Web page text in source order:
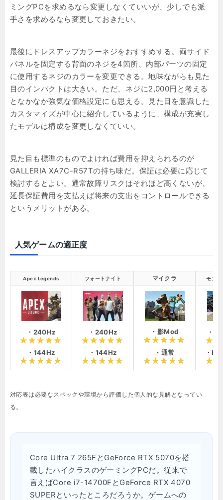
ミングPCを求めるなら変更しなくていいが、少しでも派
手さを求めるなら変更しておきたい。
最後にドレスアップカラーネジをおすすめする。両サイド
パネルを固定する背面のネジを4箇所、内部パーツの固定
に使用するネジのカラーを変更できる。地味ながらも見た
目のインパクトは大きい。ただ、ネジに2,000円と考える
となかなか強気な価格設定にも思える。見た目を意識した
カスタマイズが中心に紹介しているように、構成が充実し
たモデルは構成を変更しなくていい。
見た目も標準のものでよければ費用を抑えられるのが
GALLERIA XA7C-R57Tの持ち味だ。保証は必要に応じて
検討するとよい。通常故障リスクはそれほど高くないが、
延長保証費用を支払えば将来の支出をコントロールできる
というメリットがある。
人気ゲームの適正度
Apex Legends フォートナイト マイクラ モンハ
・240Hz
・144Hz
・240Hz
・144Hz
・影Mod
・通常
・
・
対応表は必要なスペックや環境から評価した個人的な見解となってい
る。
Core Ultra 7 265FとGeForce RTX 5070を搭
載したハイクラスのゲーミングPCだ。従来で
言えばCore i7-14700FとGeForce RTX 4070
SUPERといったところだろうか。ゲームへの